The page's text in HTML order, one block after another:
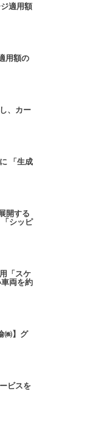
適用額
用額の
、カー
「生成
開する
シッピ
「スケ
両を約
㈱】グ
ビスを